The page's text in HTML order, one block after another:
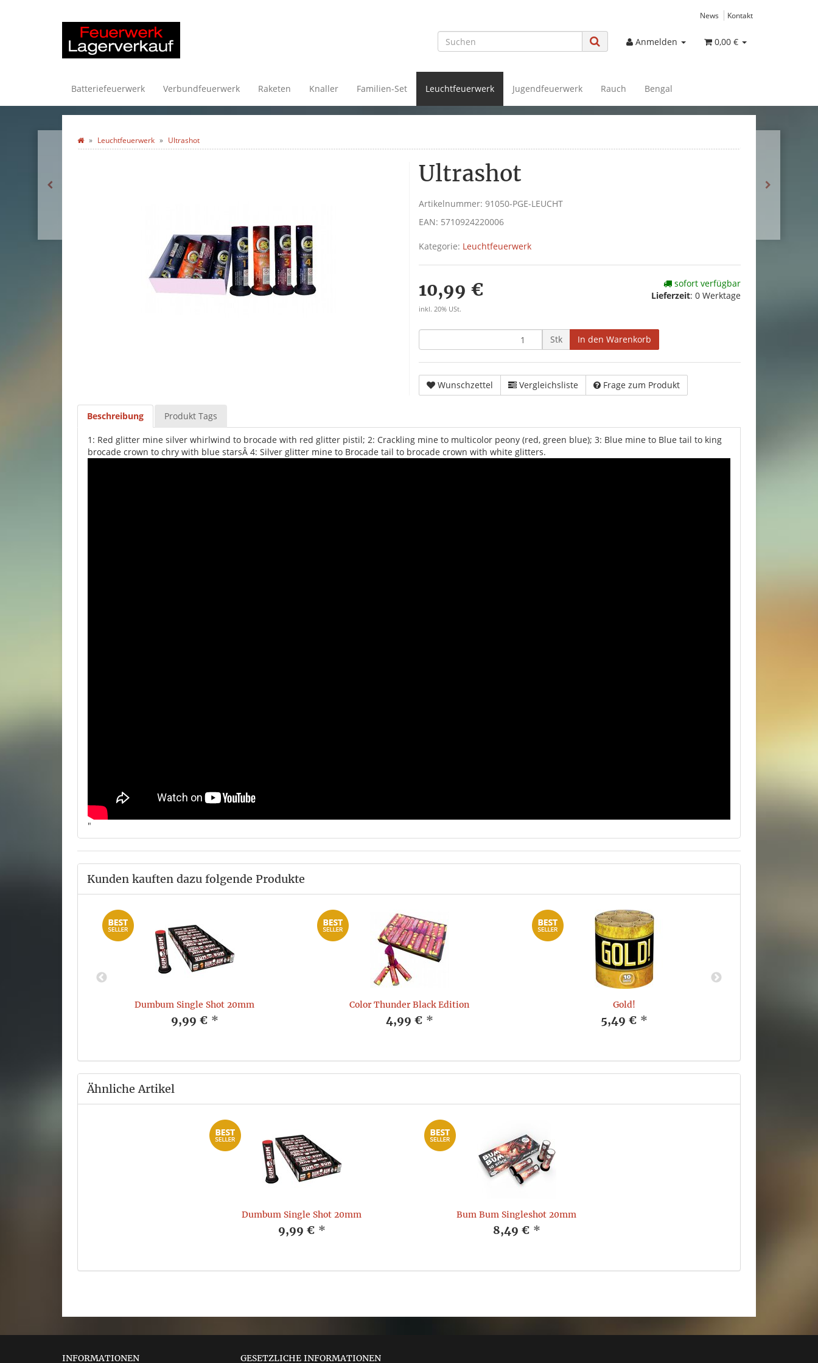
News Kontakt
Anmelden 0,00 €
Batteriefeuerwerk Verbundfeuerwerk Raketen Knaller Familien-Set Leuchtfeuerwerk Jugendfeuerwerk Rauch Bengal
Leuchtfeuerwerk Ultrashot
Ultrashot
Artikelnummer: 91050-PGE-LEUCHT
EAN: 5710924220006
Kategorie: Leuchtfeuerwerk
10,99 €
inkl. 20% USt.
sofort verfügbar
Lieferzeit: 0 Werktage
Stk In den Warenkorb
Wunschzettel Vergleichsliste Frage zum Produkt
Beschreibung Produkt Tags
1: Red glitter mine silver whirlwind to brocade with red glitter pistil; 2: Crackling mine to multicolor peony (red, green blue); 3: Blue mine to Blue tail to king
brocade crown to chry with blue starsÂ 4: Silver glitter mine to Brocade tail to brocade crown with white glitters.
"
Kunden kauften dazu folgende Produkte
Dumbum Single Shot 20mm
9,99 € *
Color Thunder Black Edition
4,99 € *
Gold!
5,49 € *
Ähnliche Artikel
Dumbum Single Shot 20mm
9,99 € *
Bum Bum Singleshot 20mm
8,49 € *
INFORMATIONEN GESETZLICHE INFORMATIONEN